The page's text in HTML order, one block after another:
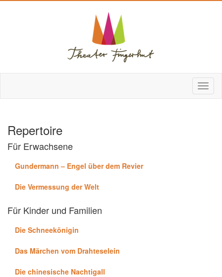
Repertoire
Für Erwachsene
Gundermann – Engel über dem Revier
Die Vermessung der Welt
Für Kinder und Familien
Die Schneekönigin
Das Märchen vom Drahteselein
Die chinesische Nachtigall